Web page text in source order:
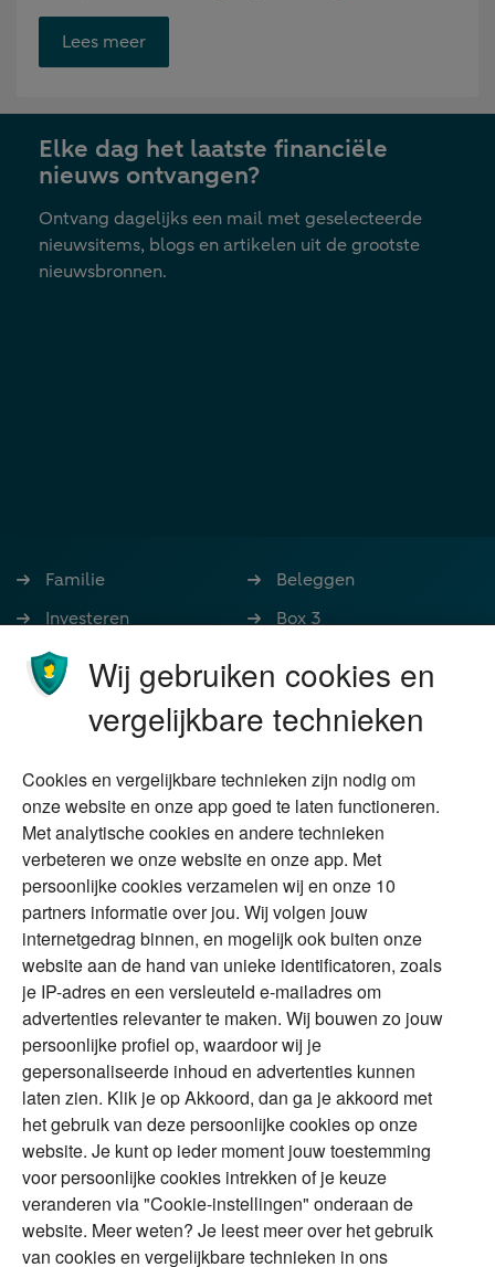
Lees meerOpent
link
nieuwe
tab
Elke dag het laatste financiële
nieuws ontvangen?
Ontvang dagelijks een mail met geselecteerde
nieuwsitems, blogs en artikelen uit de grootste
nieuwsbronnen.
Familie
Investeren
Ondernemen
Stoppen met werken
Wonen
Beleggen
Box 3
Nalatenschap
Schenken
Duurzaam
Vermogensplanning
Tweede huis in
buitenland
DGA
Erfenis
Over Financial Focus
Specialisten
Financial Focus
magazine
The Exit Years
Contact
Alles voor en over vermogenden.
Over ABN AMRO Veiligheid
Privacy & Cookies
Toegankelijkheid
Disclaimer RSS
Wij gebruiken cookies en
vergelijkbare technieken
Cookies en vergelijkbare technieken zijn nodig om
onze website en onze app goed te laten functioneren.
Met analytische cookies en andere technieken
verbeteren we onze website en onze app. Met
persoonlijke cookies verzamelen wij en onze 10
partners informatie over jou. Wij volgen jouw
internetgedrag binnen, en mogelijk ook buiten onze
website aan de hand van unieke identificatoren, zoals
je IP-adres en een versleuteld e-mailadres om
advertenties relevanter te maken. Wij bouwen zo jouw
persoonlijke profiel op, waardoor wij je
gepersonaliseerde inhoud en advertenties kunnen
laten zien. Klik je op Akkoord, dan ga je akkoord met
het gebruik van deze persoonlijke cookies op onze
website. Je kunt op ieder moment jouw toestemming
voor persoonlijke cookies intrekken of je keuze
veranderen via "Cookie-instellingen" onderaan de
website. Meer weten? Je leest meer over het gebruik
van cookies en vergelijkbare technieken in ons